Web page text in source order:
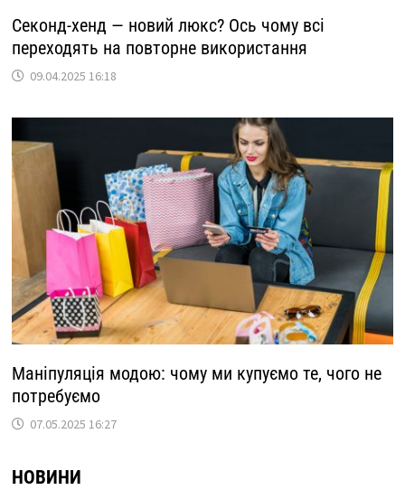
Секонд-хенд — новий люкс? Ось чому всі
переходять на повторне використання
09.04.2025 16:18
Маніпуляція модою: чому ми купуємо те, чого не
потребуємо
07.05.2025 16:27
НОВИНИ